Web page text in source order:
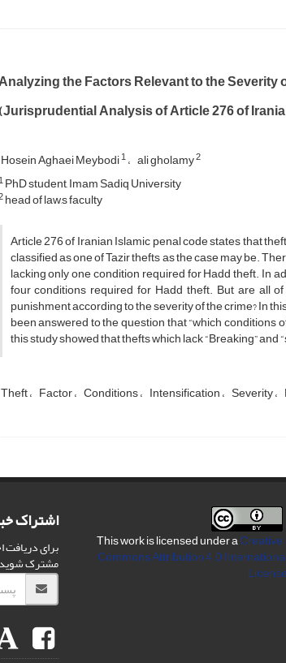
the Factors Relevant to the Severity
(Jurisprudential Analysis of Article 276 of
Hosein Aghaei Meybodi1 ali gholamy2
PhD student, Imam Sadiq University
head of law,s faculty
Article 276 of Iranian Islamic penal code states that
classified as one of Tazir thefts as the case may be.
lacking only one condition required for Hadd theft. In
four conditions required for Hadd theft. But are all
punishment according to the severity of the crime? In
been answered to the question that “which conditions
this study showed that thefts which lack “Breaking”
Theft Factor Conditions Intensification Severity
Creative
Commons Attribution 4.0 International
License
اشتراک
برای دریافت
مشترک